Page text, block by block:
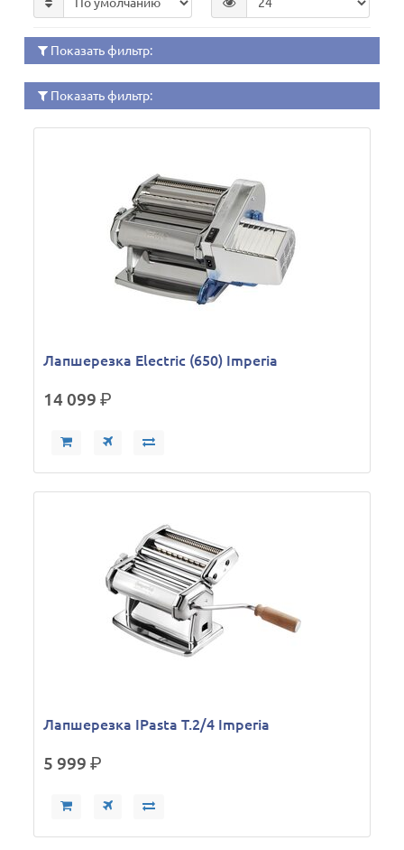
Показать фильтр:
Показать фильтр:
Лапшерезка Electric (650) Imperia
14 099р.
Лапшерезка IPasta T.2/4 Imperia
5 999р.